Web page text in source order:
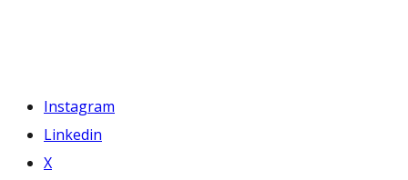
Instagram
Linkedin
X